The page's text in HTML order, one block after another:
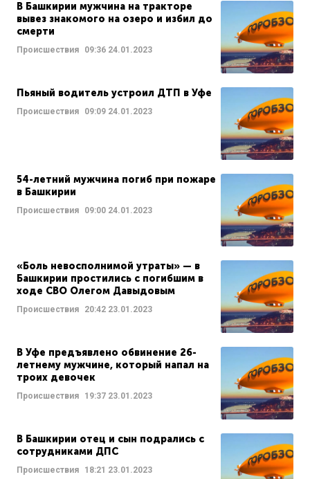
В Башкирии мужчина на тракторе
вывез знакомого на озеро и избил до
смерти
Происшествия 09:36 24.01.2023
Пьяный водитель устроил ДТП в Уфе
Происшествия 09:09 24.01.2023
54-летний мужчина погиб при пожаре
в Башкирии
Происшествия 09:00 24.01.2023
«Боль невосполнимой утраты» — в
Башкирии простились с погибшим в
ходе СВО Олегом Давыдовым
Происшествия 20:42 23.01.2023
В Уфе предъявлено обвинение 26-
летнему мужчине, который напал на
троих девочек
Происшествия 19:37 23.01.2023
В Башкирии отец и сын подрались с
сотрудниками ДПС
Происшествия 18:21 23.01.2023